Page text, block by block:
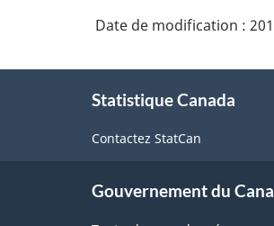
(autres)
Date de modification :
Statistique Canada
Contactez StatCan
Gouvernement du